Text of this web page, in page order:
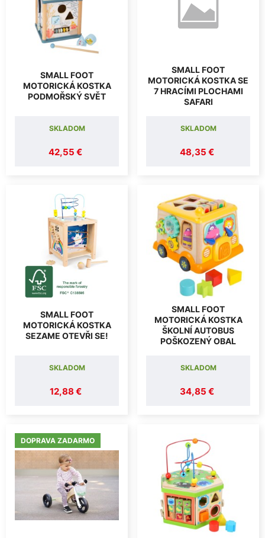
SMALL FOOT
MOTORICKÁ KOSTKA
PODMOŘSKÝ SVĚT
42,55 €
SKLADOM
SMALL FOOT
MOTORICKÁ KOSTKA SE
7 HRACÍMI PLOCHAMI
SAFARI
48,35 €
SKLADOM
SMALL FOOT
MOTORICKÁ KOSTKA
SEZAME OTEVŘI SE!
12,88 €
SKLADOM
SMALL FOOT
MOTORICKÁ KOSTKA
ŠKOLNÍ AUTOBUS
POŠKOZENÝ OBAL
34,85 €
SKLADOM
DOPRAVA ZADARMO